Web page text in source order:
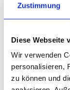
Zustimmung
Diese Webseite
Wir verwenden
personalisieren,
zu können und
um gezielten
Technische
Optimierung
Content-
hochwertiger,
auch